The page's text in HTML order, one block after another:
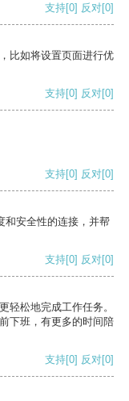
支持[0] 反对[0]
比如将设置页面进行优
支持[0] 反对[0]
支持[0] 反对[0]
和安全性的连接，并帮
支持[0] 反对[0]
轻松地完成工作任务。
下班，有更多的时间陪
支持[0] 反对[0]